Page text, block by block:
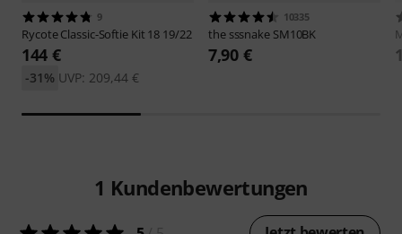
9
RycoteClassic-Softie Kit 18 19/22
144 €
UVP: 209,44 €
-31%
10335
the sssnake SM10BK
7,90 €
1 Kundenbewertungen